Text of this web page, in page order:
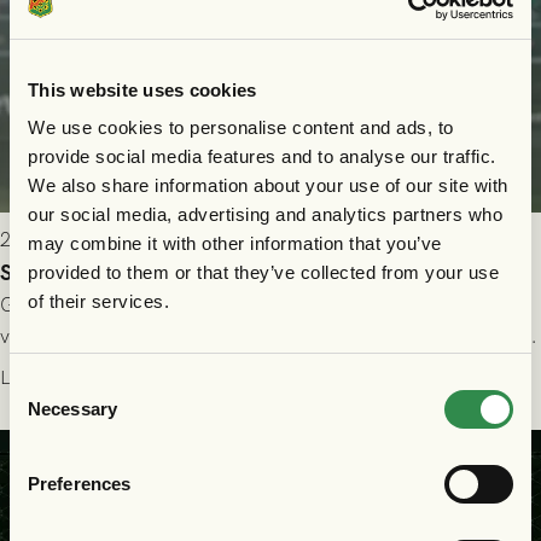
This website uses cookies
We use cookies to personalise content and ads, to
provide social media features and to analyse our traffic.
We also share information about your use of our site with
our social media, advertising and analytics partners who
may combine it with other information that you’ve
provided to them or that they’ve collected from your use
of their services.
Consent
Selection
Necessary
Preferences
2026-07-24 16:40
Seger i första kvalmatchen mot FC Nordsjælland
GAIS dominerade i första halvlek och skapade fler chanser,
välförtjänt fick de in ett ledningsmål strax innan halvtid. Efter
halvtidsvilan sjönk tempot när Nordsjälland tilläts ha mer av
bollen, men GAIS försvarade sig disciplinerat och säkrade en
seger! Matchfoto: Mikael Josefsson & Lasse Ekström
Läs mer